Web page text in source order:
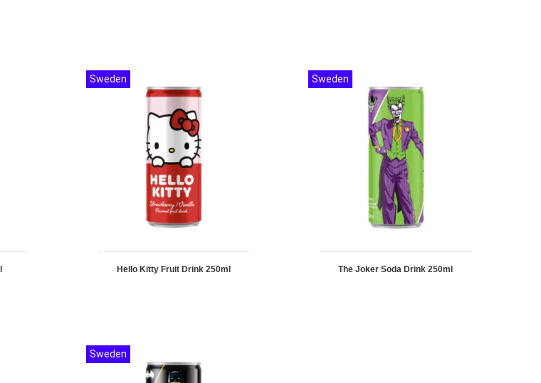
Hello Kitty Fruit Drink 250ml
Sweden
The Joker Soda Drink 250ml
Sweden
Sweden